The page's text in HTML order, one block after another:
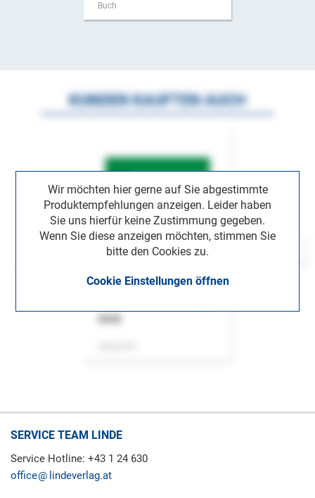
Buch
Wir möchten hier gerne auf Sie abgestimmte
Produktempfehlungen anzeigen. Leider haben
Sie uns hierfür keine Zustimmung gegeben.
Wenn Sie diese anzeigen möchten, stimmen Sie
bitte den Cookies zu.
Cookie Einstellungen öffnen
KUNDEN KAUFTEN AUCH
SERVICE TEAM LINDE
Service Hotline: +43 1 24 630
office
lindeverlag.at